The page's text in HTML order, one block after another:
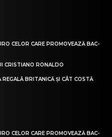
CELOR CARE PROMOVEAZĂ BAC-
CRISTIANO RONALDO
REGALĂ BRITANICĂ ȘI CÂT COSTĂ
CELOR CARE PROMOVEAZĂ BAC-